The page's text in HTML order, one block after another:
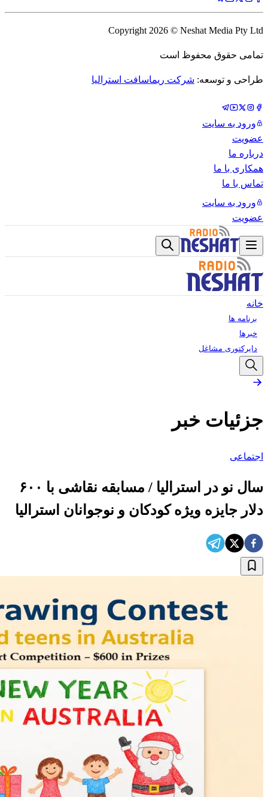
Copyright 2026 © Neshat Media Pty Ltd
تمامی حقوق محفوظ است
طراحی و توسعه: شرکت ریماسافت استرالیا
ورود به سایت
عضویت
درباره ما
همکاری با ما
تماس با ما
ورود به سایت
عضویت
خانه
برنامه ها
خبرها
دایرکتوری مشاغل
جزئیات خبر
اجتماعی
سال نو در استرالیا / مسابقه نقاشی با ۶۰۰
دلار جایزه ویژه کودکان و نوجوانان استرالیا